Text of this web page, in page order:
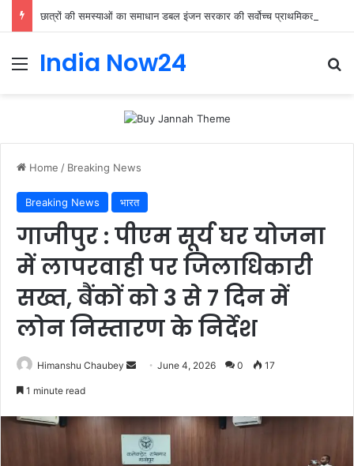
India Now24
Home / Breaking News
Breaking News भारत
गाजीपुर : पीएम सूर्य घर योजना
में लापरवाही पर जिलाधिकारी
सख्त, बैंकों को 3 से 7 दिन में
लोन निस्तारण के निर्देश
Himanshu Chaubey June 4, 2026 0 17
1 minute read